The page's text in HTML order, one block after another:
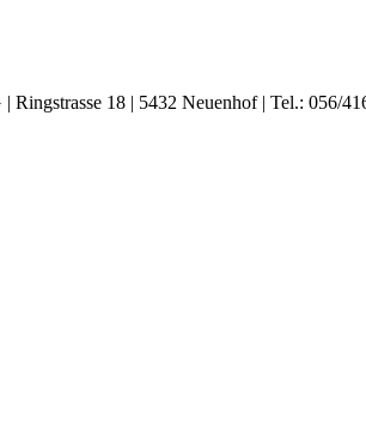
Ringstrasse 18 | 5432 Neuenhof | Tel.: 056/